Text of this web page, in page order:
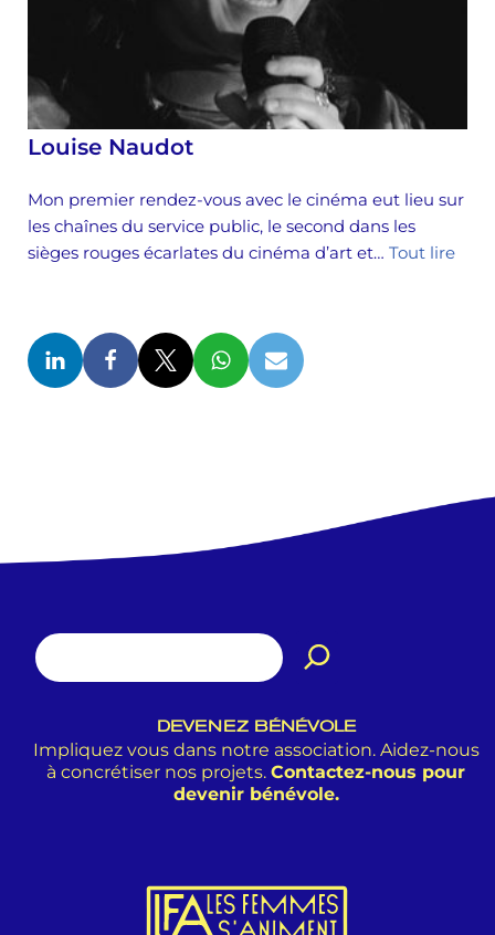
Louise Naudot
Mon premier rendez-vous avec le cinéma eut lieu sur
les chaînes du service public, le second dans les
sièges rouges écarlates du cinéma d’art et… Tout lire
DEVENEZ BÉNÉVOLE
Impliquez vous dans notre association. Aidez-nous
à concrétiser nos projets. Contactez-nous pour
devenir bénévole.